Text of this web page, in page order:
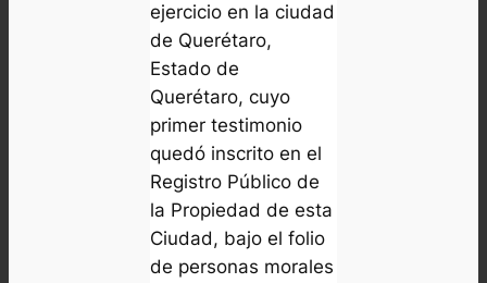
ejercicio en la ciudad
de Querétaro,
Estado de
Querétaro, cuyo
primer testimonio
quedó inscrito en el
Registro Público de
la Propiedad de esta
Ciudad, bajo el folio
de personas morales